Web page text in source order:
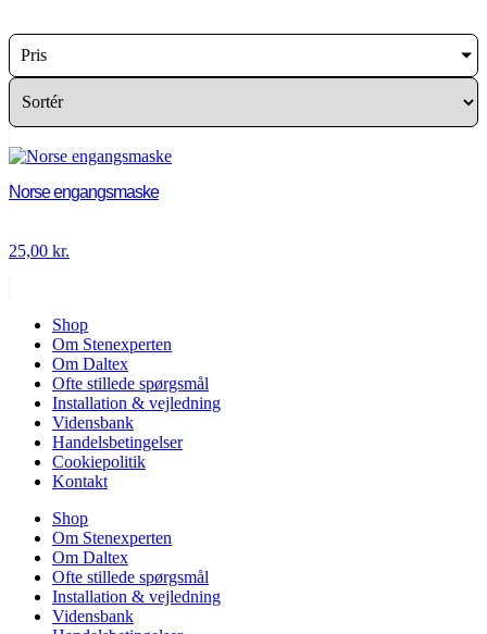
Pris
Norse engangsmaske
25,00 kr.
Shop
Om Stenexperten
Om Daltex
Ofte stillede spørgsmål
Installation & vejledning
Vidensbank
Handelsbetingelser
Cookiepolitik
Kontakt
Shop
Om Stenexperten
Om Daltex
Ofte stillede spørgsmål
Installation & vejledning
Vidensbank